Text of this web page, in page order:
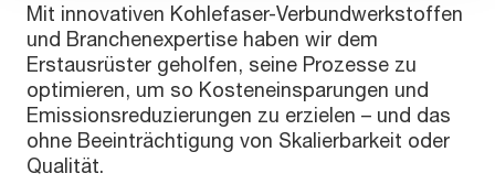
Mit innovativen Kohlefaser-Verbundwerkstoffen
und Branchenexpertise haben wir dem
Erstausrüster geholfen, seine Prozesse zu
optimieren, um so Kosteneinsparungen und
Emissionsreduzierungen zu erzielen – und das
ohne Beeinträchtigung von Skalierbarkeit oder
Qualität.